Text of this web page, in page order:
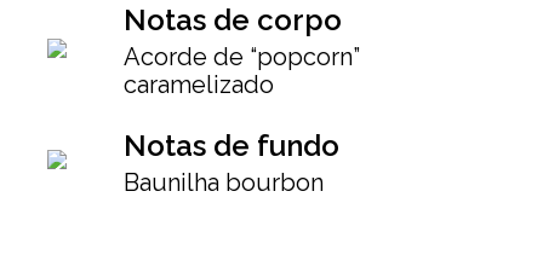
Notas de corpo
Acorde de “popcorn”
caramelizado
Notas de fundo
Baunilha bourbon